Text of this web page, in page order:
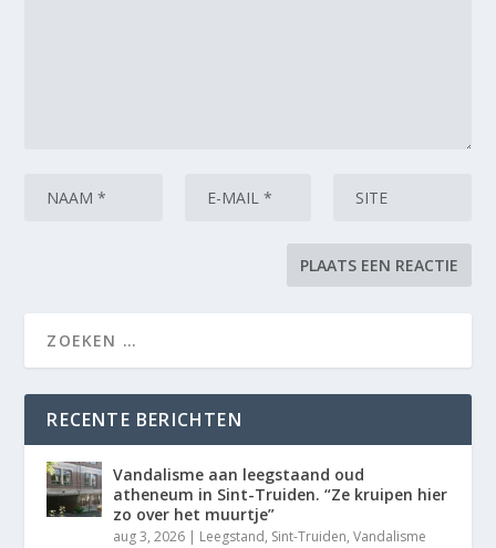
RECENTE BERICHTEN
Vandalisme aan leegstaand oud
atheneum in Sint-Truiden. “Ze kruipen hier
zo over het muurtje”
aug 3, 2026 | Leegstand, Sint-Truiden,Vandalisme